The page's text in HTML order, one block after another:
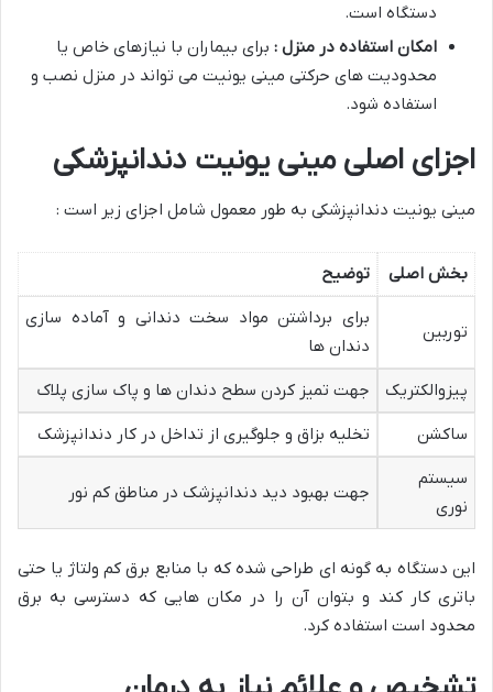
دستگاه است.
امکان استفاده در منزل : برای بیماران با نیازهای خاص یا
محدودیت های حرکتی مینی یونیت می تواند در منزل نصب و
استفاده شود.
اجزای اصلی مینی یونیت دندانپزشکی
مینی یونیت دندانپزشکی به طور معمول شامل اجزای زیر است :
بخش اصلی توضیح
توربین
برای برداشتن مواد سخت دندانی و آماده سازی
دندان ها
پیزوالکتریک
جهت تمیز کردن سطح دندان ها و پاک سازی پلاک
ساکشن
تخلیه بزاق و جلوگیری از تداخل در کار دندانپزشک
سیستم
نوری
جهت بهبود دید دندانپزشک در مناطق کم نور
این دستگاه به گونه ای طراحی شده که با منابع برق کم ولتاژ یا حتی
باتری کار کند و بتوان آن را در مکان هایی که دسترسی به برق
محدود است استفاده کرد.